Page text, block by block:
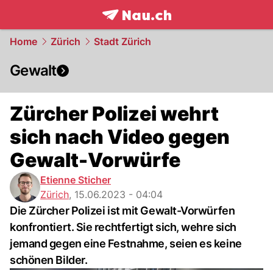
frontpage.NAU.ch
Home Zürich Stadt Zürich
Gewalt
Zürcher Polizei wehrt
sich nach Video gegen
Gewalt-Vorwürfe
Etienne Sticher
Zürich, 15.06.2023 - 04:04
Die Zürcher Polizei ist mit Gewalt-Vorwürfen
konfrontiert. Sie rechtfertigt sich, wehre sich
jemand gegen eine Festnahme, seien es keine
schönen Bilder.